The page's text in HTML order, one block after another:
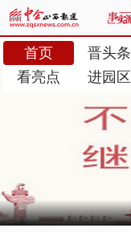
首页 晋头条
看亮点
进园区